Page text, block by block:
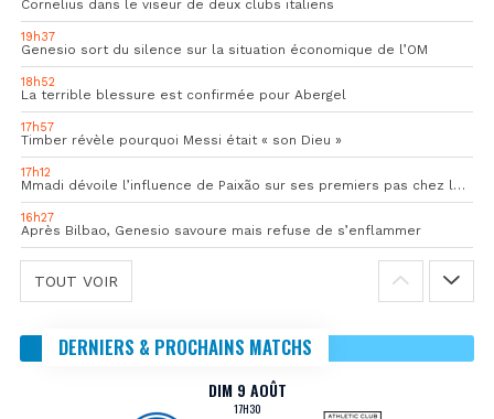
Cornelius dans le viseur de deux clubs italiens
19h37
Genesio sort du silence sur la situation économique de l’OM
18h52
La terrible blessure est confirmée pour Abergel
17h57
Timber révèle pourquoi Messi était « son Dieu »
17h12
Mmadi dévoile l’influence de Paixão sur ses premiers pas chez les pros
16h27
Après Bilbao, Genesio savoure mais refuse de s’enflammer
TOUT VOIR
DERNIERS & PROCHAINS MATCHS
DIM 9 AOÛT
17H30